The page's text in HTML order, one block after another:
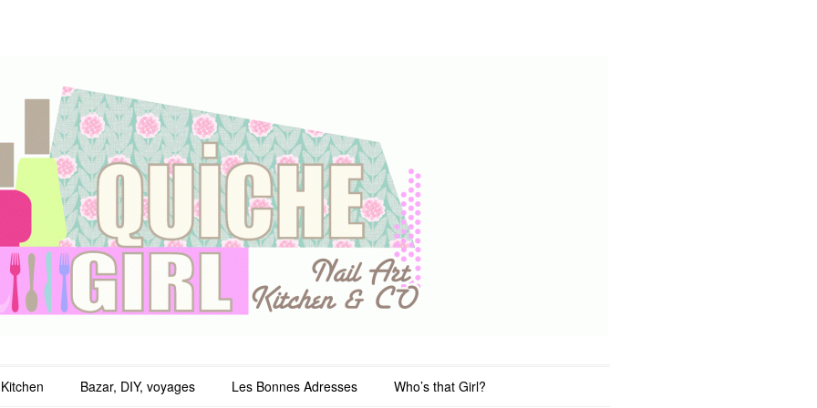
Kitchen Bazar, DIY, voyages Les Bonnes Adresses Who’s that Girl?